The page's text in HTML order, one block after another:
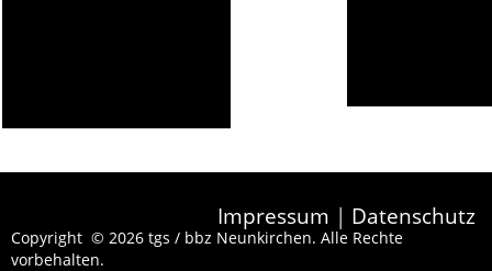
Copyright © 2026 tgs / bbz Neunkirchen. Alle Rechte
vorbehalten.
Impressum | Datenschutz